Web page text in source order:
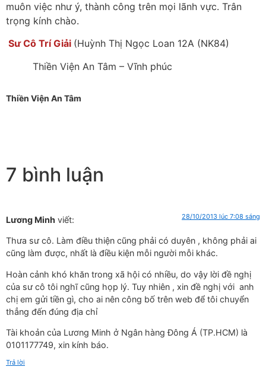
muôn việc như ý, thành công trên mọi lãnh vực. Trân
trọng kính chào.
Sư Cô Trí Giải (Huỳnh Thị Ngọc Loan 12A (NK84)
Thiền Viện An Tâm – Vĩnh phúc
Thiền Viện An Tâm
7 bình luận
Lương Minh viết: 28/10/2013 lúc 7:08 sáng
Thưa sư cô. Làm điều thiện cũng phải có duyên , không phải ai
cũng làm được, nhất là điều kiện mỗi người mỗi khác.
Hoàn cảnh khó khăn trong xã hội có nhiều, do vậy lời đề nghị
của sư cô tôi nghĩ cũng họp lý. Tuy nhiên , xin đề nghị với anh
chị em gửi tiền gì, cho ai nên công bố trên web để tôi chuyển
thẳng đến đúng địa chỉ
Tài khoản của Lương Minh ở Ngân hàng Đông Á (TP.HCM) là
0101177749, xin kính báo.
Trả lời